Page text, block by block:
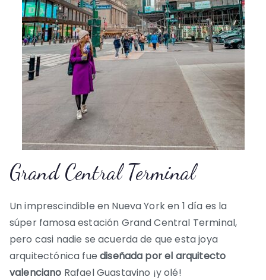
Grand Central Terminal
Un imprescindible en Nueva York en 1 día es la
súper famosa estación Grand Central Terminal,
pero casi nadie se acuerda de que esta joya
arquitectónica fuediseñada por el arquitecto
valenciano Rafael Guastavino ¡y olé!